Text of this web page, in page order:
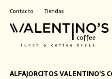
Contacto Tiendas
ALFAJORCITOS VALENTINO'S